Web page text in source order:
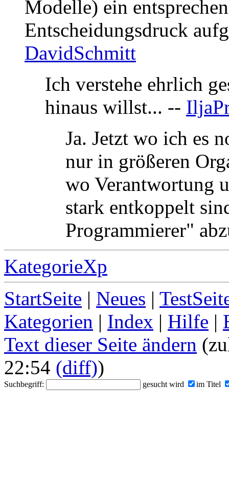
Modelle) ein
Entscheidungsdruck
DavidSchmitt
Ich verstehe ehrlich
hinaus willst... --
Ja. Jetzt wo ich es
nur in größeren
wo Verantwortung
stark entkoppelt
Programmierer"
KategorieXp
StartSeite | Neues |
Kategorien | Index | Hilfe |
Text dieser Seite ändern
22:54 (diff))
Suchbegriff: gesucht wird im Titel